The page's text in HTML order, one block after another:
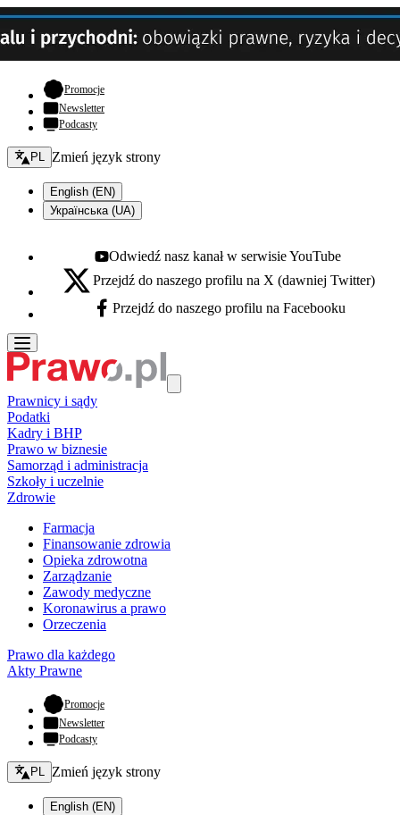
Promocje- otwiera się w nowej karcie
Newsletter
Podcasty
Zmień język - bieżący:
PL Zmień język strony
English (EN)
Українська (UA)
Youtube - otwiera się w nowej karcie
Odwiedź nasz kanał w serwisie YouTube
X - otwiera się w nowej karcie
Przejdź do naszego profilu na X (dawniej Twitter)
Facebook - otwiera się w nowej karcie
Przejdź do naszego profilu na Facebooku
Prawnicy i sądy
Podatki
Kadry i BHP
Prawo w biznesie
Samorząd i administracja
Szkoły i uczelnie
Zdrowie
Farmacja
Finansowanie zdrowia
Opieka zdrowotna
Zarządzanie
Zawody medyczne
Koronawirus a prawo
Orzeczenia
Prawo dla każdego
Akty Prawne
Promocje- otwiera się w nowej karcie
Newsletter
Podcasty
Zmień język - bieżący:
PL Zmień język strony
English (EN)